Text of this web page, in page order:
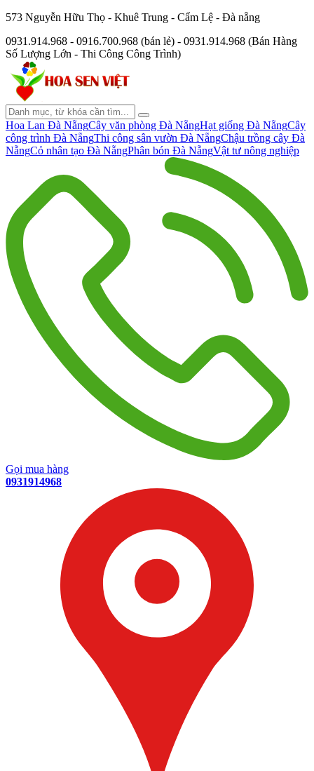
573 Nguyễn Hữu Thọ - Khuê Trung - Cẩm Lệ - Đà nẵng
0931.914.968 - 0916.700.968 (bán lẻ) - 0931.914.968 (Bán Hàng
Số Lượng Lớn - Thi Công Công Trình)
Hoa Lan Đà NẵngCây văn phòng Đà NẵngHạt giống Đà NẵngCây
công trình Đà NẵngThi công sân vườn Đà NẵngChậu trồng cây Đà
NẵngCỏ nhân tạo Đà NẵngPhân bón Đà NẵngVật tư nông nghiệp
Gọi mua hàng
0931914968